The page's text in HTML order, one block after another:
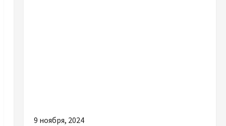
9 ноября, 2024